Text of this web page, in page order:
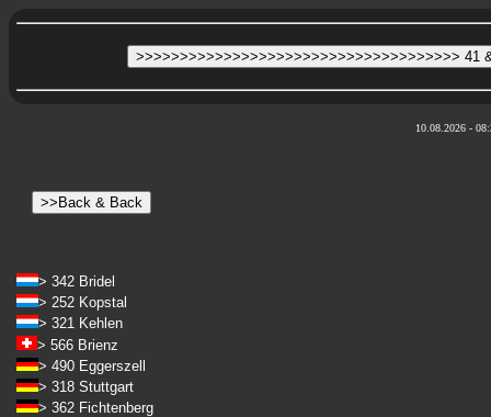
10.08.2026 -
> 342 Bridel
> 252 Kopstal
> 321 Kehlen
> 566 Brienz
> 490 Eggerszell
> 318 Stuttgart
> 362 Fichtenberg